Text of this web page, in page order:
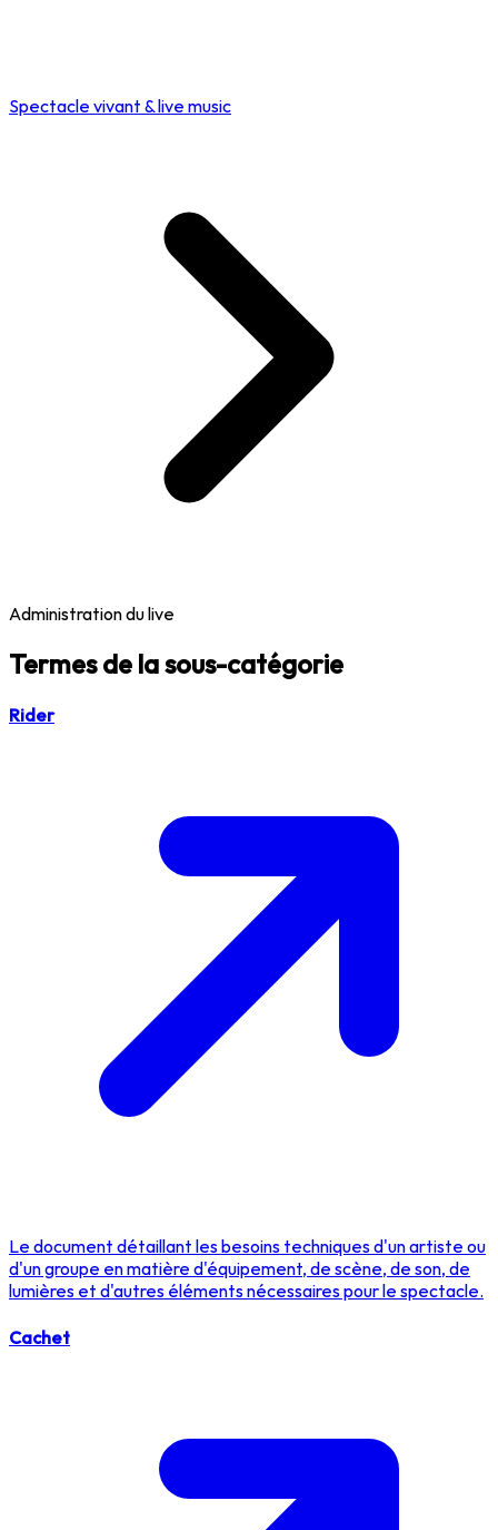
Spectacle vivant & live music
Administration du live
Termes de la sous-catégorie
Rider
Le document détaillant les besoins techniques d'un artiste ou
d'un groupe en matière d'équipement, de scène, de son, de
lumières et d'autres éléments nécessaires pour le spectacle.
Cachet